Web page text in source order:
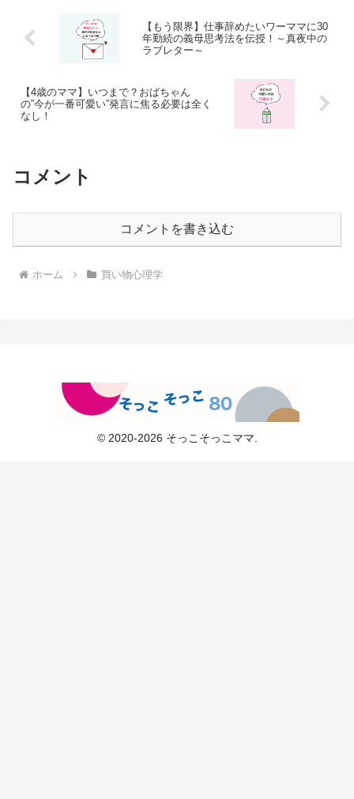
【もう限界】仕事辞めたいワーママに30
年勤続の義母思考法を伝授！～真夜中の
ラブレター～
【4歳のママ】いつまで？おばちゃん
の”今が一番可愛い”発言に焦る必要は全く
なし！
コメント
コメントを書き込む
ホーム 買い物心理学
© 2020-2026 そっこそっこママ.